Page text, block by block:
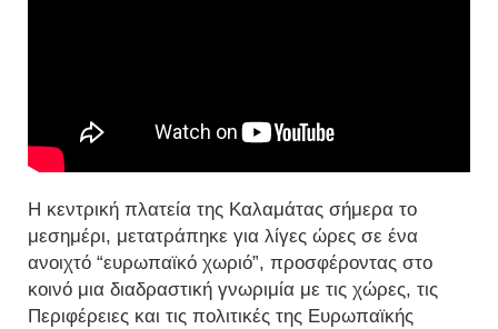
Η κεντρική πλατεία της Καλαμάτας σήμερα το
μεσημέρι, μετατράπηκε για λίγες ώρες σε ένα
ανοιχτό “ευρωπαϊκό χωριό”, προσφέροντας στο
κοινό μια διαδραστική γνωριμία με τις χώρες, τις
Περιφέρειες και τις πολιτικές της Ευρωπαϊκής